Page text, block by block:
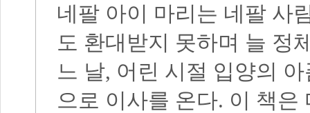
네팔 아이 마리는 네팔 사
도 환대받지 못하며 늘 정
느 날, 어린 시절 입양의
으로 이사를 온다. 이 책은